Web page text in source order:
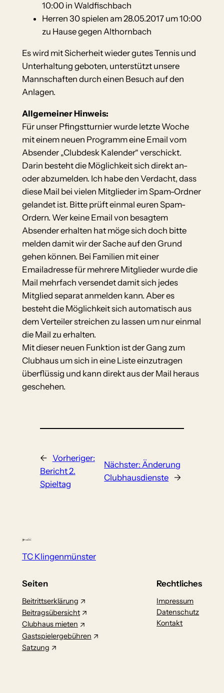
10:00 in Waldfischbach
Herren 30 spielen am 28.05.2017 um 10:00
zu Hause gegen Althornbach
Es wird mit Sicherheit wieder gutes Tennis und
Unterhaltung geboten, unterstützt unsere
Mannschaften durch einen Besuch auf den
Anlagen.
Allgemeiner Hinweis:
Für unser Pfingstturnier wurde letzte Woche
mit einem neuen Programm eine Email vom
Absender „Clubdesk Kalender“ verschickt.
Darin besteht die Möglichkeit sich direkt an-
oder abzumelden. Ich habe den Verdacht, dass
diese Mail bei vielen Mitglieder im Spam-Ordner
gelandet ist. Bitte prüft einmal euren Spam-
Ordern. Wer keine Email von besagtem
Absender erhalten hat möge sich doch bitte
melden damit wir der Sache auf den Grund
gehen können. Bei Familien mit einer
Emailadresse für mehrere Mitglieder wurde die
Mail mehrfach versendet damit sich jedes
Mitglied separat anmelden kann. Aber es
besteht die Möglichkeit sich automatisch aus
dem Verteiler streichen zu lassen um nur einmal
die Mail zu erhalten.
Mit dieser neuen Funktion ist der Gang zum
Clubhaus um sich in eine Liste einzutragen
überflüssig und kann direkt aus der Mail heraus
geschehen.
← Vorheriger:
Bericht 2.
Spieltag
Nächster: Änderung
Clubhausdienste →
TC Klingenmünster
Seiten
Beitrittserklärung
Beitragsübersicht
Clubhaus mieten
Gastspielergebühren
Satzung
Rechtliches
Impressum
Datenschutz
Kontakt